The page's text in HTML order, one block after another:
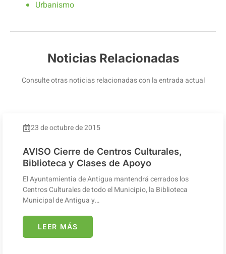
Urbanismo
Noticias Relacionadas
Consulte otras noticias relacionadas con la entrada actual
23 de octubre de 2015
AVISO Cierre de Centros Culturales,
Biblioteca y Clases de Apoyo
El Ayuntamientia de Antigua mantendrá cerrados los
Centros Culturales de todo el Municipio, la Biblioteca
Municipal de Antigua y…
LEER MÁS